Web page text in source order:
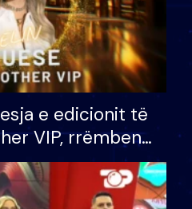
e edicionit të
VIP, rrëmben
100 mijë eurosh